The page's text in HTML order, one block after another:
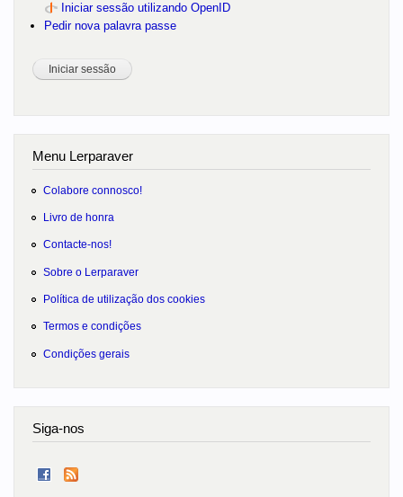
Iniciar sessão utilizando OpenID
Pedir nova palavra passe
Menu Lerparaver
Colabore connosco!
Livro de honra
Contacte-nos!
Sobre o Lerparaver
Política de utilização dos cookies
Termos e condições
Condições gerais
Siga-nos